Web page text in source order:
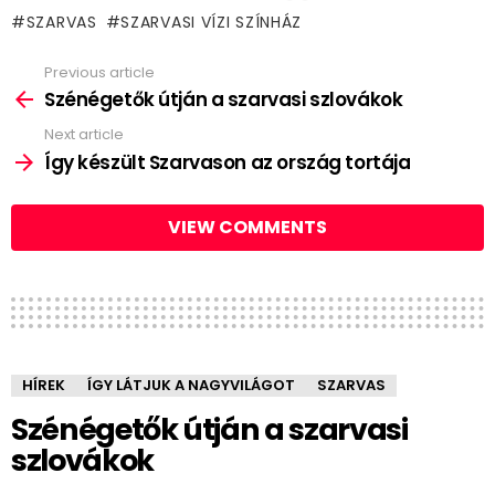
SZARVAS SZARVASI VÍZI SZÍNHÁZ
more
Previous article
Szénégetők útján a szarvasi szlovákok
Next article
Így készült Szarvason az ország tortája
VIEW COMMENTS
HÍREK ÍGY LÁTJUK A NAGYVILÁGOT SZARVAS
Szénégetők útján a szarvasi
szlovákok